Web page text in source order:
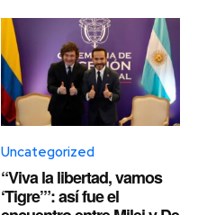
Uncategorized
“Viva la libertad, vamos
‘Tigre’”: así fue el